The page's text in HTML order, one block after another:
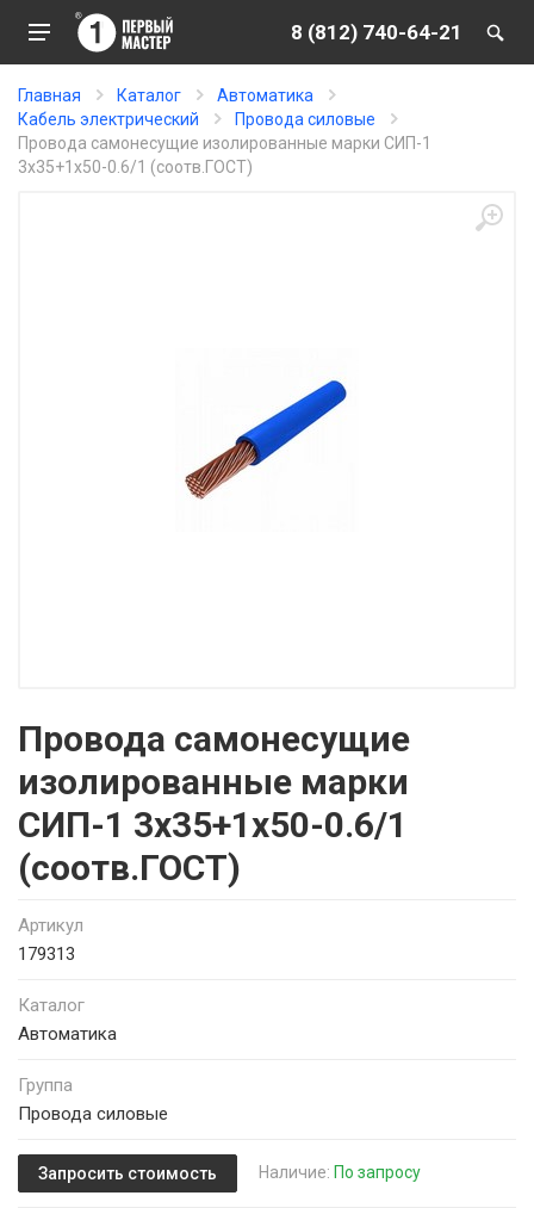
8 (812) 740-64-21
Главная Каталог
Автоматика
Кабель электрический
Провода силовые
Провода самонесущие изолированные марки СИП-1
3х35+1х50-0.6/1 (соотв.ГОСТ)
Провода самонесущие
изолированные марки
СИП-1 3х35+1х50-0.6/1
(соотв.ГОСТ)
Артикул
179313
Каталог
Автоматика
Группа
Провода силовые
Запросить стоимость Наличие: По запросу